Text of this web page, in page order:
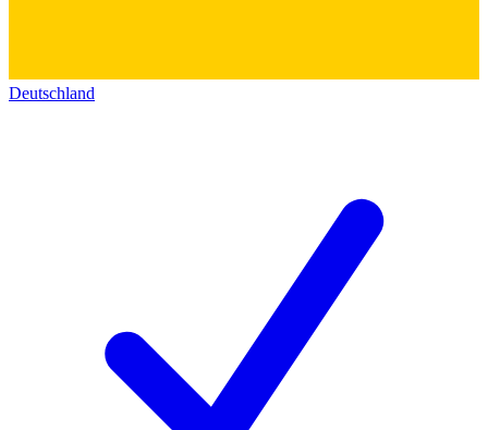
Deutschland